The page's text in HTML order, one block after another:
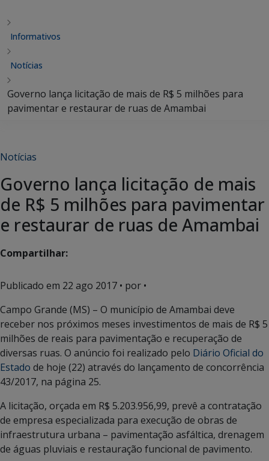
Informativos
Notícias
Governo lança licitação de mais de R$ 5 milhões para
pavimentar e restaurar de ruas de Amambai
Notícias
Governo lança licitação de mais
de R$ 5 milhões para pavimentar
e restaurar de ruas de Amambai
Compartilhar:
Publicado em 22 ago 2017 • por •
Campo Grande (MS) – O município de Amambai deve
receber nos próximos meses investimentos de mais de R$ 5
milhões de reais para pavimentação e recuperação de
diversas ruas. O anúncio foi realizado pelo Diário Oficial do
Estado de hoje (22) através do lançamento de concorrência
43/2017, na página 25.
A licitação, orçada em R$ 5.203.956,99, prevê a contratação
de empresa especializada para execução de obras de
infraestrutura urbana – pavimentação asfáltica, drenagem
de águas pluviais e restauração funcional de pavimento.